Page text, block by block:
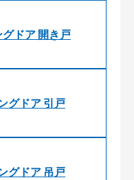
ドア 開き戸
グドア 引戸
グドア 吊戸